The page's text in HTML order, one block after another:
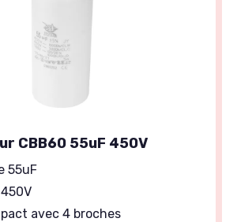
CBB60 55uF 450V
55uF
avec 4 broches